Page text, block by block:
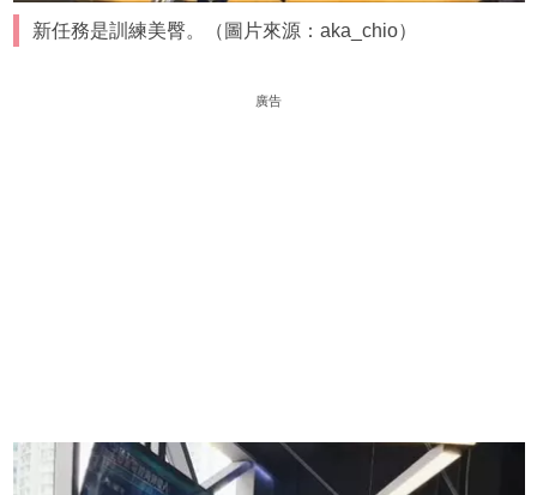
新任務是訓練美臀。（圖片來源：aka_chio）
廣告